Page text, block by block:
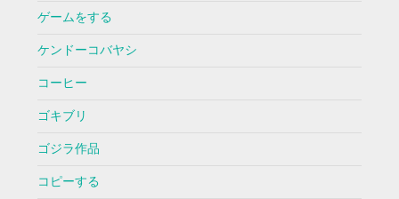
ゲームをする
ケンドーコバヤシ
コーヒー
ゴキブリ
ゴジラ作品
コピーする